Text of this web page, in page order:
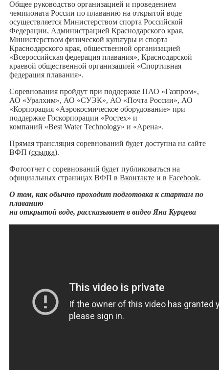
Общее руководство организацией и проведением
чемпионата России по плаванию на открытой воде
осуществляется Министерством спорта Российской
Федерации, Администрацией Краснодарского края,
Министерством физической культуры и спорта
Краснодарского края, общественной организацией
«Всероссийская федерация плавания», Краснодарской
краевой общественной организацией «Спортивная
федерация плавания».
Соревнования пройдут при поддержке ПАО «Газпром»,
АО «Уралхим», АО «СУЭК», АО «Почта России», АО
«Корпорация «Аэрокосмическое оборудование» при
поддержке Госкорпорации «Ростех» и
компаний «Best Water Technology» и «Арена».
Прямая трансляция соревнований будет доступна на сайте
ВФП (ссылка).
Фотоотчет с соревнований будет публиковаться на
официальных страницах ВФП в Вконтактеи в Facebook.
О том, как обычно проходит подготовка к стартам по
плаванию
на открытой воде, рассказывает в видео Яна Курцева